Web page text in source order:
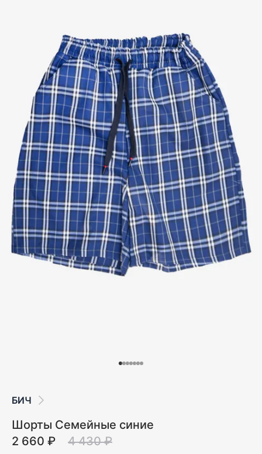
БИЧ
Шорты Семейные синие
2 660 ₽
4 430 ₽